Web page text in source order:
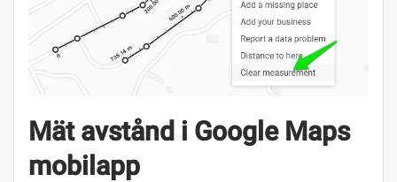
Mät avstånd i Google Maps
mobilapp